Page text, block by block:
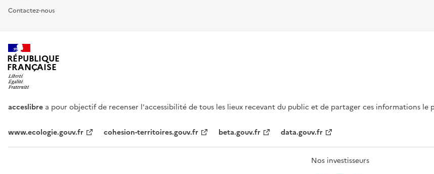
Contactez-nous
RÉPUBLIQUE
FRANÇAISE
acceslibre a pour objectif de recenser l'accessibilité de tous les lieux recevant du public et de partager ces informations le
www.ecologie.gouv.fr cohesion-territoires.gouv.fr beta.gouv.fr data.gouv.fr
Nos investisseurs